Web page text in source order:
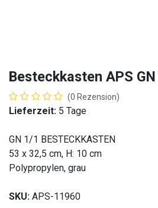
Besteckkasten APS
(0 Rezension)
Lieferzeit: 5 Tage
GN 1/1 BESTECKKASTEN
53 x 32,5 cm, H: 10 cm
Polypropylen, grau
SKU: APS-11960